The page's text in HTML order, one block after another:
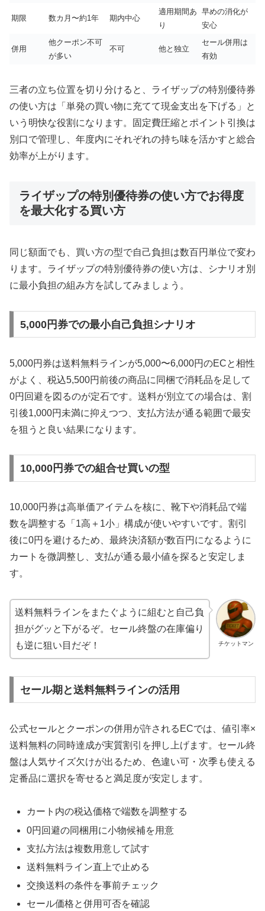
期限 数カ月〜約1年 期内中心
適用期間あ
り
早めの消化が
安心
併用
他クーポン不可
が多い
不可 他と独立
セール併用は
有効
三者の立ち位置を切り分けると、ライザップの特別優待券
の使い方は「単発の買い物に充てて現金支出を下げる」と
いう明快な役割になります。固定費圧縮とポイント引換は
別口で管理し、年度内にそれぞれの持ち味を活かすと総合
効率が上がります。
ライザップの特別優待券の使い方でお得度
を最大化する買い方
同じ額面でも、買い方の型で自己負担は数百円単位で変わ
ります。ライザップの特別優待券の使い方は、シナリオ別
に最小負担の組み方を試してみましょう。
5,000円券での最小自己負担シナリオ
5,000円券は送料無料ラインが5,000〜6,000円のECと相性
がよく、税込5,500円前後の商品に同梱で消耗品を足して
0円回避を図るのが定石です。送料が別立ての場合は、割
引後1,000円未満に抑えつつ、支払方法が通る範囲で最安
を狙うと良い結果になります。
10,000円券での組合せ買いの型
10,000円券は高単価アイテムを核に、靴下や消耗品で端
数を調整する「1高＋1小」構成が使いやすいです。割引
後に0円を避けるため、最終決済額が数百円になるように
カートを微調整し、支払が通る最小値を探ると安定しま
す。
チケットマン
送料無料ラインをまたぐように組むと自己負
担がグッと下がるぞ。セール終盤の在庫偏り
も逆に狙い目だぞ！
セール期と送料無料ラインの活用
公式セールとクーポンの併用が許されるECでは、値引率×
送料無料の同時達成が実質割引を押し上げます。セール終
盤は人気サイズ欠けが出るため、色違い可・次季も使える
定番品に選択を寄せると満足度が安定します。
カート内の税込価格で端数を調整する
0円回避の同梱用に小物候補を用意
支払方法は複数用意して試す
送料無料ライン直上で止める
交換送料の条件を事前チェック
セール価格と併用可否を確認